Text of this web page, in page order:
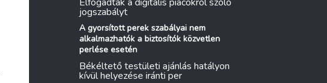
jogszabályt
A gyorsított perek szabályai nem
alkalmazhatók a biztosítók közvetlen
perlése esetén
Békéltető testületi ajánlás hatályon
kívül helyezése iránti per